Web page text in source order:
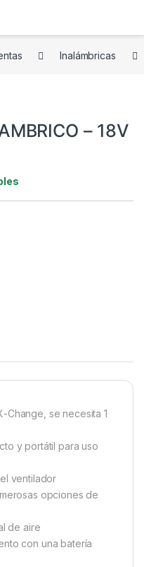
Inalámbricas
– 18V
Change, se necesita 1
y portátil para uso
ventilador
opciones de
de aire
con una batería